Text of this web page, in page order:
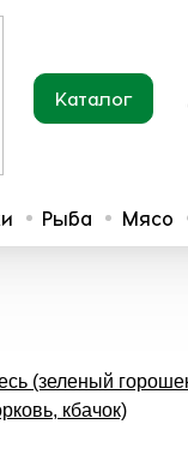
Каталог
Рыба Мясо